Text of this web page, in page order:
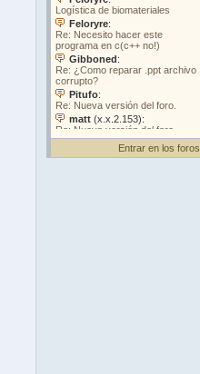
Entrar en los foros